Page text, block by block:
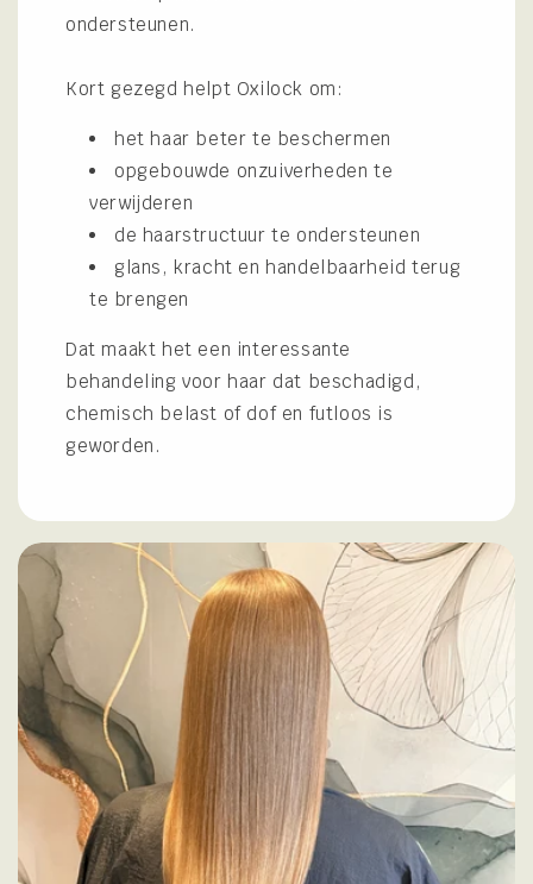
ondersteunen.
Kort gezegd helpt Oxilock om:
het haar beter te beschermen
opgebouwde onzuiverheden te
verwijderen
de haarstructuur te ondersteunen
glans, kracht en handelbaarheid terug
te brengen
Dat maakt het een interessante
behandeling voor haar dat beschadigd,
chemisch belast of dof en futloos is
geworden.